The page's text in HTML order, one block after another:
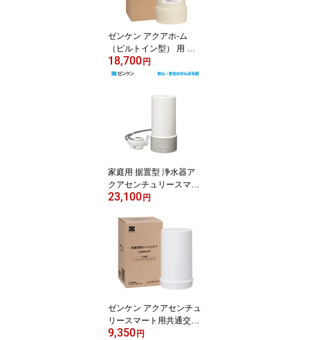
ゼンケン アクアホ-ム
（ビルトイン型） 用 交
換 カートリッジC-KMD-
50-Z （旧品番 C-KMD-5
ゼンケン 正規取扱店他店
18,700円
家庭用 据置型 浄水器ア
クアセンチュリースマー
トMFH-S75ゼンケン 正
【ポイント10倍】
23,100円
ゼンケン アクアセンチュ
リースマート用共通交換
カートリッジTC-MFH-K
9,350円